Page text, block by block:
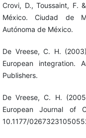
Crovi, D., Toussaint, F.
México. Ciudad de
Autónoma de México.
De Vreese, C. H.
European integration.
Publishers.
De Vreese, C. H.
European Journal of
10.1177/